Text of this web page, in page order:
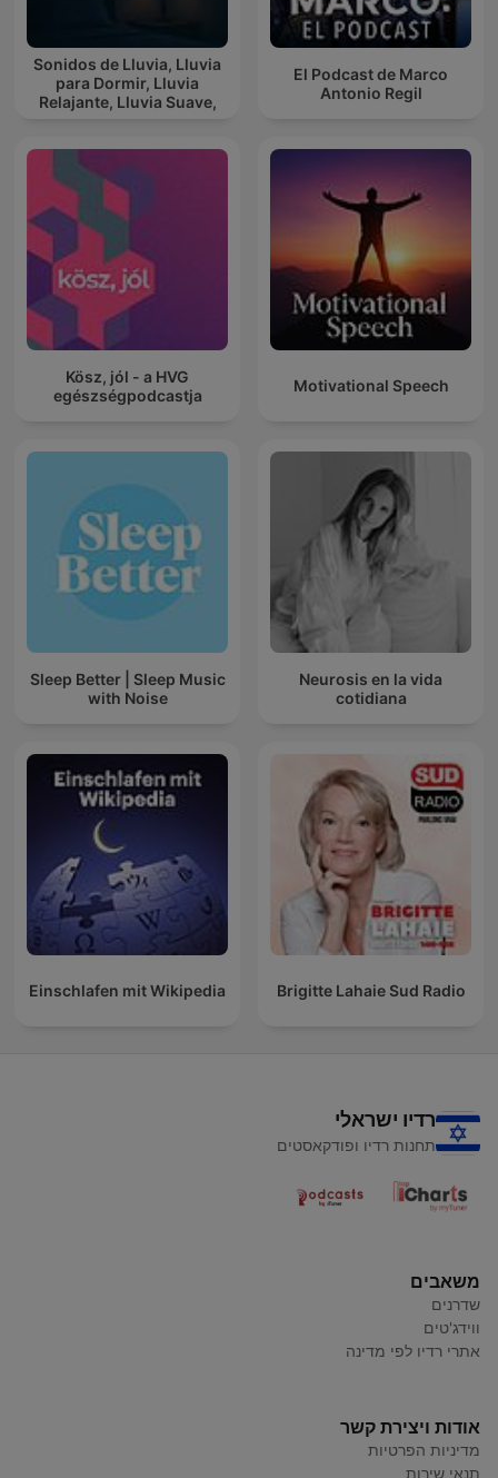
El Podcast de Marco
Antonio Regil
Sonidos de Lluvia, Lluvia
para Dormir, Lluvia
Relajante, Lluvia Suave,
Motivational Speech
Kösz, jól - a HVG
egészségpodcastja
Neurosis en la vida
cotidiana
Sleep Better | Sleep Music
with Noise
Brigitte Lahaie Sud Radio
Einschlafen mit Wikipedia
רדיו ישראלי
תחנות רדיו ופודקאסטים
משאבים
שדרנים
ווידג'טים
אתרי רדיו לפי מדינה
אודות ויצירת קשר
מדיניות הפרטיות
תנאי שירות